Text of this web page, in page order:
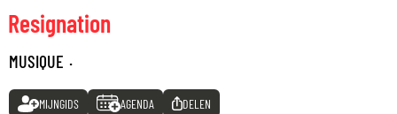
Resignation
MUSIQUE ·
MIJNGIDS AGENDA DELEN